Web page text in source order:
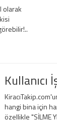
olarak
hangi bina için
özellikle "SİLME